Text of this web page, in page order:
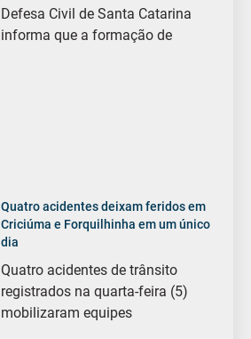
Defesa Civil de Santa Catarina
informa que a formação de
Quatro acidentes deixam feridos em
Criciúma e Forquilhinha em um único
dia
Quatro acidentes de trânsito
registrados na quarta-feira (5)
mobilizaram equipes